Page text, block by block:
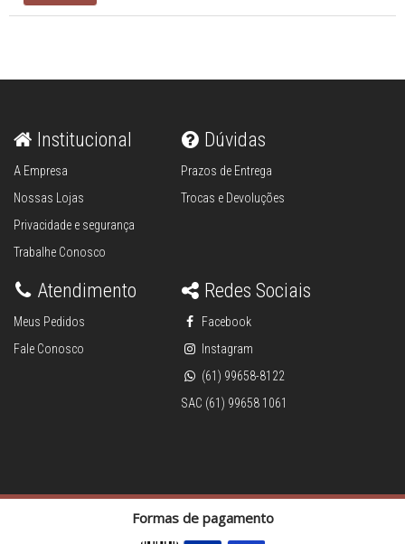
Institucional
A Empresa
Nossas Lojas
Privacidade e segurança
Trabalhe Conosco
Dúvidas
Prazos de Entrega
Trocas e Devoluções
Atendimento
Meus Pedidos
Fale Conosco
Redes Sociais
Facebook
Instagram
(61) 99658-8122
SAC (61) 99658 1061
Formas de pagamento